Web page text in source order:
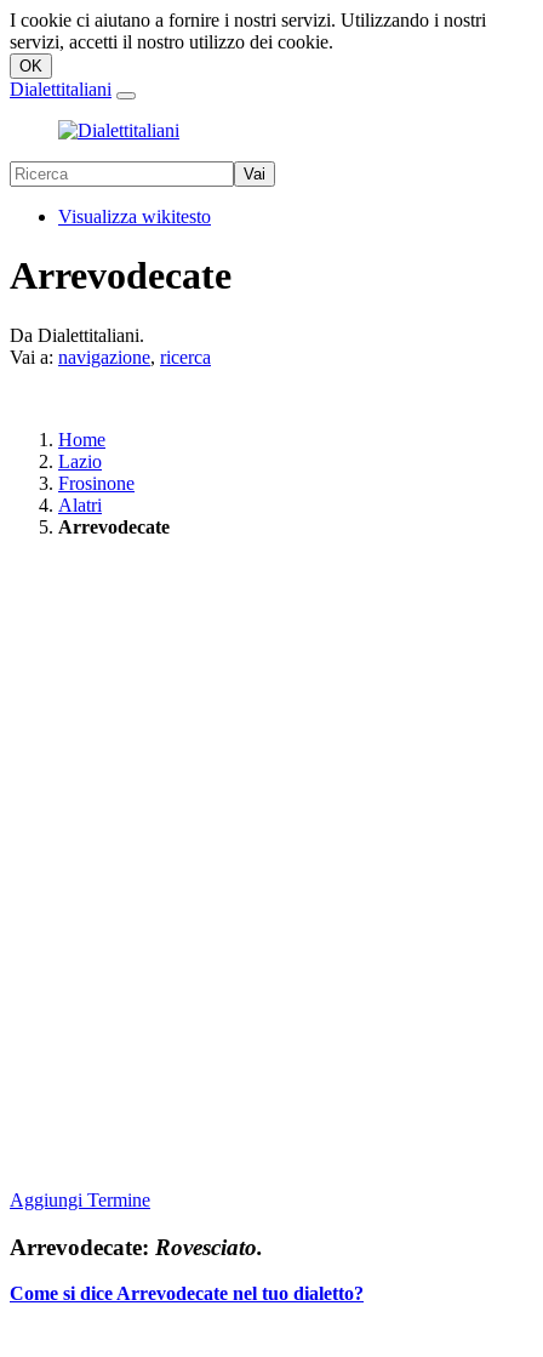
I cookie ci aiutano a fornire i nostri servizi. Utilizzando i nostri
servizi, accetti il nostro utilizzo dei cookie.
Dialettitaliani
Visualizza wikitesto
Arrevodecate
Da Dialettitaliani.
Vai a: navigazione, ricerca
Home
Lazio
Frosinone
Alatri
Arrevodecate
Aggiungi Termine
Arrevodecate: Rovesciato.
Come si dice Arrevodecate nel tuo dialetto?